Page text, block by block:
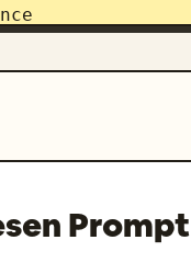
Prompt